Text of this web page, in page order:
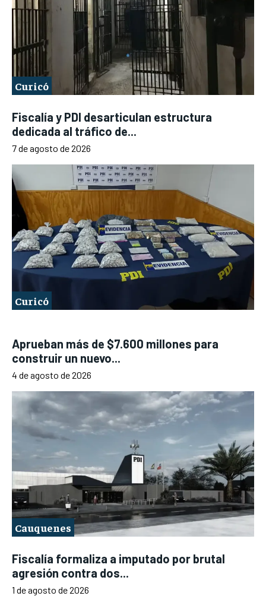
Curicó
Fiscalía y PDI desarticulan estructura
dedicada al tráfico de...
7 de agosto de 2026
Curicó
Aprueban más de $7.600 millones para
construir un nuevo...
4 de agosto de 2026
Cauquenes
Fiscalía formaliza a imputado por brutal
agresión contra dos...
1 de agosto de 2026